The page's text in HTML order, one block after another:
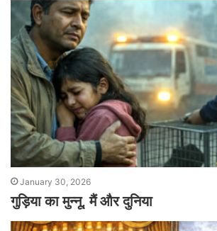
January 30, 2026
गुड़िया का मुन्नू, मैं और दुनिया